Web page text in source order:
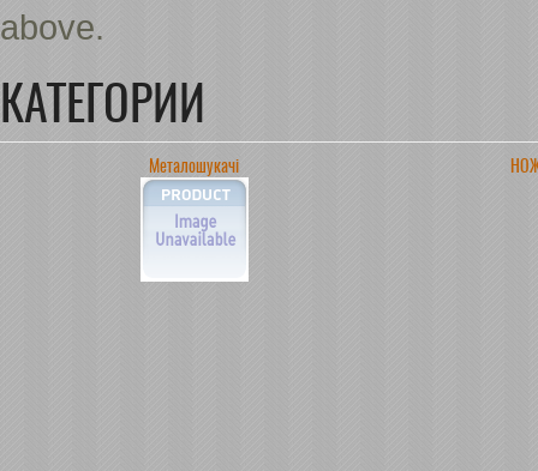
above.
КАТЕГОРИИ
Металошукачі